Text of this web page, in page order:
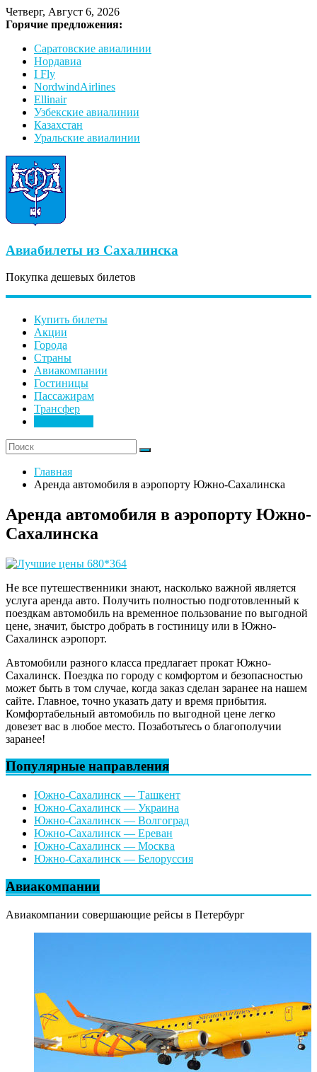
Четверг, Август 6, 2026
Горячие предложения:
Саратовские авиалинии
Нордавиа
I Fly
NordwindAirlines
Ellinair
Узбекские авиалинии
Казахстан
Уральские авиалинии
Авиабилеты из Сахалинска
Покупка дешевых билетов
Купить билеты
Акции
Города
Страны
Авиакомпании
Гостиницы
Пассажирам
Трансфер
Главная
Аренда автомобиля в аэропорту Южно-Сахалинска
Аренда автомобиля в аэропорту Южно-
Сахалинска
Не все путешественники знают, насколько важной является
услуга аренда авто. Получить полностью подготовленный к
поездкам автомобиль на временное пользование по выгодной
цене, значит, быстро добрать в гостиницу или в Южно-
Сахалинск аэропорт.
Автомобили разного класса предлагает прокат Южно-
Сахалинск. Поездка по городу с комфортом и безопасностью
может быть в том случае, когда заказ сделан заранее на нашем
сайте. Главное, точно указать дату и время прибытия.
Комфортабельный автомобиль по выгодной цене легко
довезет вас в любое место. Позаботьтесь о благополучии
заранее!
Популярные направления
Южно-Сахалинск — Ташкент
Южно-Сахалинск — Украина
Южно-Сахалинск — Волгоград
Южно-Сахалинск — Ереван
Южно-Сахалинск — Москва
Южно-Сахалинск — Белоруссия
Авиакомпании
Авиакомпании совершающие рейсы в Петербург